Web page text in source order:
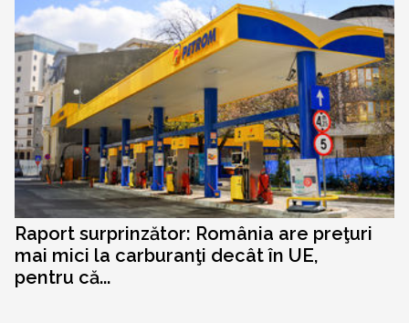
Raport surprinzător: România are preţuri
mai mici la carburanţi decât în UE,
pentru că...